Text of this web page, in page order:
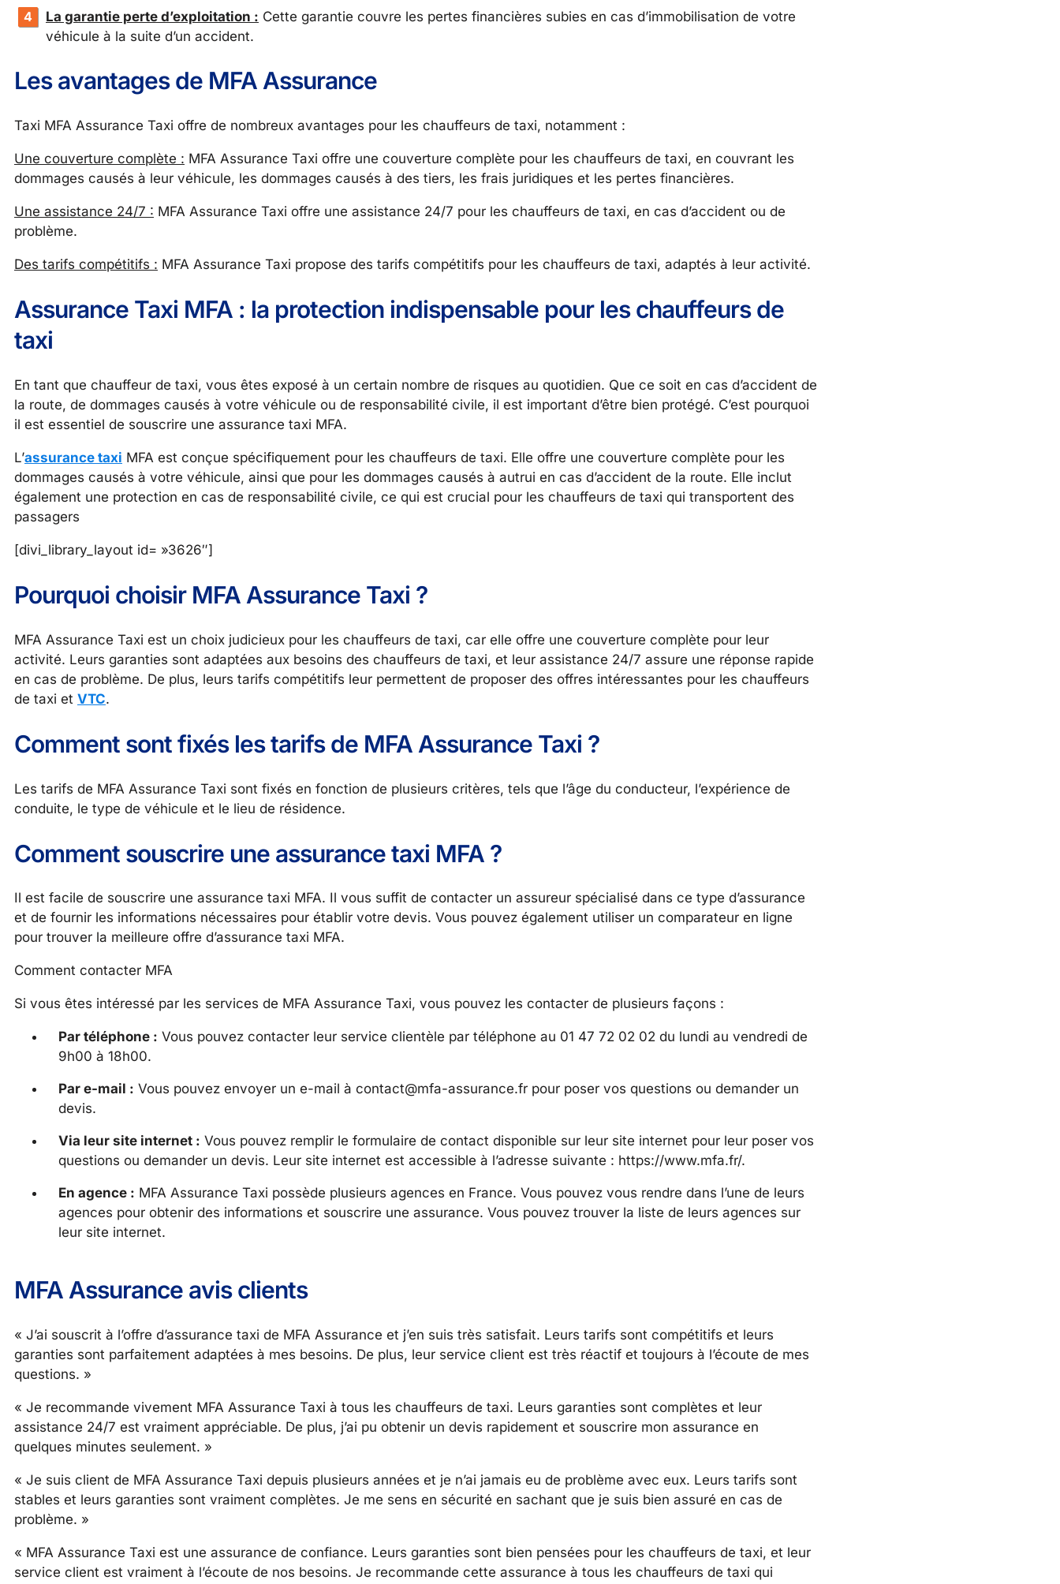
La garantie perte d’exploitation : Cette garantie couvre les pertes financières subies en cas d’immobilisation de votre
véhicule à la suite d’un accident.
Les avantages de MFA Assurance
Taxi MFA Assurance Taxi offre de nombreux avantages pour les chauffeurs de taxi, notamment :
Une couverture complète : MFA Assurance Taxi offre une couverture complète pour les chauffeurs de taxi, en couvrant les
dommages causés à leur véhicule, les dommages causés à des tiers, les frais juridiques et les pertes financières.
Une assistance 24/7 : MFA Assurance Taxi offre une assistance 24/7 pour les chauffeurs de taxi, en cas d’accident ou de
problème.
Des tarifs compétitifs : MFA Assurance Taxi propose des tarifs compétitifs pour les chauffeurs de taxi, adaptés à leur activité.
Assurance Taxi MFA : la protection indispensable pour les chauffeurs de
taxi
En tant que chauffeur de taxi, vous êtes exposé à un certain nombre de risques au quotidien. Que ce soit en cas d’accident de
la route, de dommages causés à votre véhicule ou de responsabilité civile, il est important d’être bien protégé. C’est pourquoi
il est essentiel de souscrire une assurance taxi MFA.
L’assurance taxi MFA est conçue spécifiquement pour les chauffeurs de taxi. Elle offre une couverture complète pour les
dommages causés à votre véhicule, ainsi que pour les dommages causés à autrui en cas d’accident de la route. Elle inclut
également une protection en cas de responsabilité civile, ce qui est crucial pour les chauffeurs de taxi qui transportent des
passagers
[divi_library_layout id= »3626″]
Pourquoi choisir MFA Assurance Taxi ?
MFA Assurance Taxi est un choix judicieux pour les chauffeurs de taxi, car elle offre une couverture complète pour leur
activité. Leurs garanties sont adaptées aux besoins des chauffeurs de taxi, et leur assistance 24/7 assure une réponse rapide
en cas de problème. De plus, leurs tarifs compétitifs leur permettent de proposer des offres intéressantes pour les chauffeurs
de taxi et VTC.
Comment sont fixés les tarifs de MFA Assurance Taxi ?
Les tarifs de MFA Assurance Taxi sont fixés en fonction de plusieurs critères, tels que l’âge du conducteur, l’expérience de
conduite, le type de véhicule et le lieu de résidence.
Comment souscrire une assurance taxi MFA ?
Il est facile de souscrire une assurance taxi MFA. Il vous suffit de contacter un assureur spécialisé dans ce type d’assurance
et de fournir les informations nécessaires pour établir votre devis. Vous pouvez également utiliser un comparateur en ligne
pour trouver la meilleure offre d’assurance taxi MFA.
Comment contacter MFA
Si vous êtes intéressé par les services de MFA Assurance Taxi, vous pouvez les contacter de plusieurs façons :
Par téléphone : Vous pouvez contacter leur service clientèle par téléphone au 01 47 72 02 02 du lundi au vendredi de
9h00 à 18h00.
Par e-mail : Vous pouvez envoyer un e-mail à contact@mfa-assurance.fr pour poser vos questions ou demander un
devis.
Via leur site internet : Vous pouvez remplir le formulaire de contact disponible sur leur site internet pour leur poser vos
questions ou demander un devis. Leur site internet est accessible à l’adresse suivante : https://www.mfa.fr/.
En agence : MFA Assurance Taxi possède plusieurs agences en France. Vous pouvez vous rendre dans l’une de leurs
agences pour obtenir des informations et souscrire une assurance. Vous pouvez trouver la liste de leurs agences sur
leur site internet.
MFA Assurance avis clients
« J’ai souscrit à l’offre d’assurance taxi de MFA Assurance et j’en suis très satisfait. Leurs tarifs sont compétitifs et leurs
garanties sont parfaitement adaptées à mes besoins. De plus, leur service client est très réactif et toujours à l’écoute de mes
questions. »
« Je recommande vivement MFA Assurance Taxi à tous les chauffeurs de taxi. Leurs garanties sont complètes et leur
assistance 24/7 est vraiment appréciable. De plus, j’ai pu obtenir un devis rapidement et souscrire mon assurance en
quelques minutes seulement. »
« Je suis client de MFA Assurance Taxi depuis plusieurs années et je n’ai jamais eu de problème avec eux. Leurs tarifs sont
stables et leurs garanties sont vraiment complètes. Je me sens en sécurité en sachant que je suis bien assuré en cas de
problème. »
« MFA Assurance Taxi est une assurance de confiance. Leurs garanties sont bien pensées pour les chauffeurs de taxi, et leur
service client est vraiment à l’écoute de nos besoins. Je recommande cette assurance à tous les chauffeurs de taxi qui